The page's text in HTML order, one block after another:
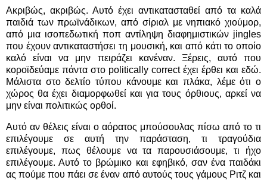
Ακριβώς, ακριβώς. Αυτό έχει αντικατασταθεί από τα καλά
παιδιά των πρωϊνάδικων, από σίριαλ με νηπιακό χιούμορ,
από μια ισοπεδωτική ποπ αντίληψη διαφημιστικών jingles
που έχουν αντικαταστήσει τη μουσική, και από κάτι το οποίο
καλό είναι να μην πειράζει κανέναν. Ξέρεις, αυτό που
κοροϊδεύαμε πάντα στο politically correct έχει έρθει και εδώ.
Μάλιστα στο δελτίο τύπου κάνουμε και πλάκα, λέμε ότι ο
χώρος θα έχει διαμορφωθεί και για τους όρθιους, αρκεί να
μην είναι πολιτικώς ορθοί.
Αυτό αν θέλεις είναι ο αόρατος μπούσουλας πίσω από το τι
επιλέγουμε σε αυτή την παράσταση, τι τραγούδια
επιλέγουμε, πως θέλουμε να τα παρουσιάσουμε, τι ήχο
επιλέγουμε. Αυτό το βρώμικο και εφηβικό, σαν ένα παιδάκι
ας πούμε που πάει σε έναν από αυτούς τους γάμους Ριτζ και